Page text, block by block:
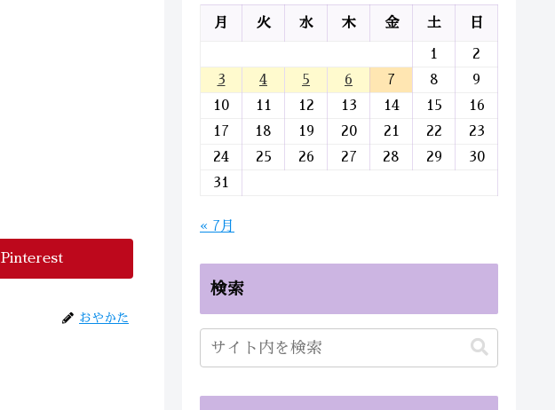
Pinterest
おやかた
月 火 水 木 金 土 日
1
2
3
4 5 6 7 8
9
10
11 12 13 14 15
16
17
18 19 20 21 22
23
24
25 26 27 28 29
30
31
« 7月
検索